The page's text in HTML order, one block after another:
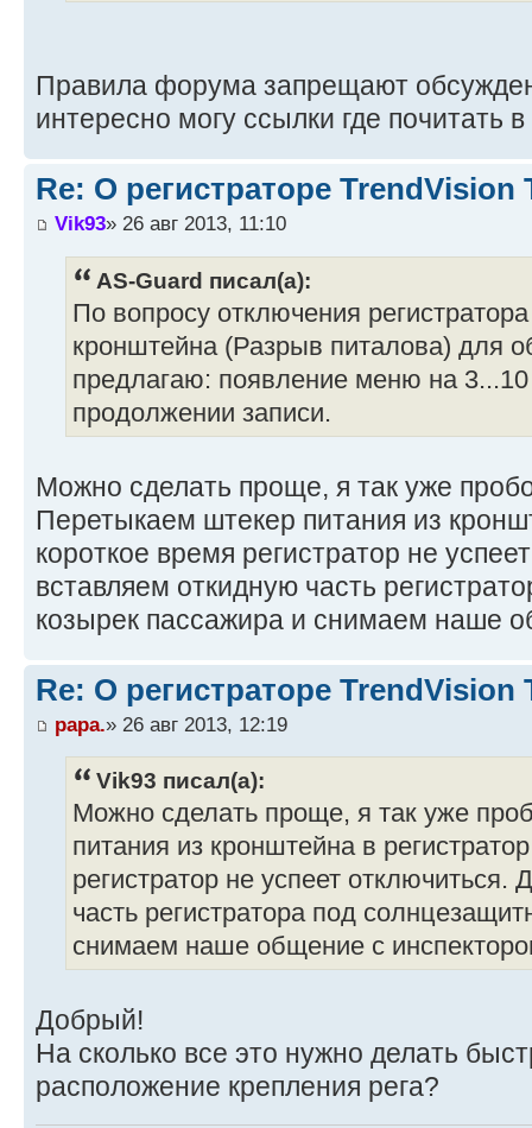
Правила форума запрещают
интересно могу ссылки где почитать
Re: О регистраторе TrendVision
Vik93» 26 авг 2013, 11:10
AS-Guard писал(а):
По вопросу отключения
кронштейна (Разрыв питалова) для
предлагаю: появление меню на
продолжении записи.
Можно сделать проще, я так уже
Перетыкаем штекер питания из
короткое время регистратор не
вставляем откидную часть
козырек пассажира и снимаем наше
Re: О регистраторе TrendVision
papa.» 26 авг 2013, 12:19
Vik93 писал(а):
Можно сделать проще, я так уже
питания из кронштейна в
регистратор не успеет
часть регистратора под
снимаем наше общение с
Добрый!
На сколько все это нужно делать
расположение крепления рега?